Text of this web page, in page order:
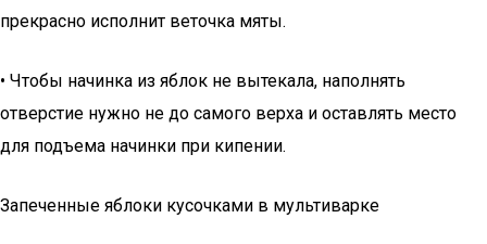
прекрасно исполнит веточка мяты.
• Чтобы начинка из яблок не вытекала, наполнять
отверстие нужно не до самого верха и оставлять место
для подъема начинки при кипении.
Запеченные яблоки кусочками в мультиварке